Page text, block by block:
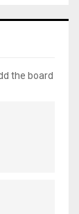
the board